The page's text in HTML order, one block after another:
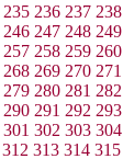
235 236 237 238
246 247 248 249
257 258 259 260
268 269 270 271
279 280 281 282
290 291 292 293
301 302 303 304
312 313 314 315